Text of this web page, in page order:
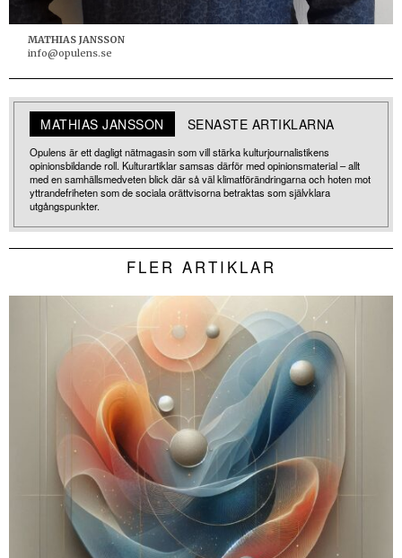
MATHIAS JANSSON
info@opulens.se
MATHIAS JANSSON SENASTE ARTIKLARNA
Opulens är ett dagligt nätmagasin som vill stärka kulturjournalistikens
opinionsbildande roll. Kulturartiklar samsas därför med opinionsmaterial – allt
med en samhällsmedveten blick där så väl klimatförändringarna och hoten mot
yttrandefriheten som de sociala orättvisorna betraktas som självklara
utgångspunkter.
FLER ARTIKLAR